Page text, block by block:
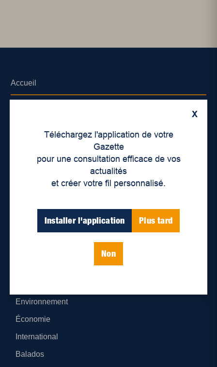
X
Téléchargez l'application de votre
Gazette
pour une consultation efficace de vos
actualités
et créer votre fil personnalisé.
Installer l'application Plus tard
Non
Accueil
Déontologie et confidentialité
Parutions numériques
Environnement
Économie
International
Balados